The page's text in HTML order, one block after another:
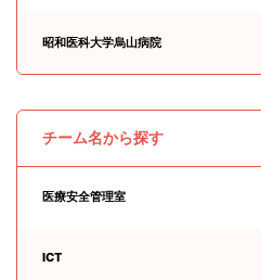
昭和医科大学烏山病院
チーム名から探す
医療安全管理室
ICT